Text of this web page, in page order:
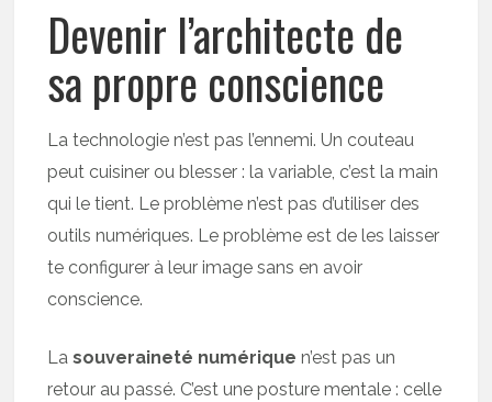
Devenir l’architecte de
sa propre conscience
La technologie n’est pas l’ennemi. Un couteau
peut cuisiner ou blesser : la variable, c’est la main
qui le tient. Le problème n’est pas d’utiliser des
outils numériques. Le problème est de les laisser
te configurer à leur image sans en avoir
conscience.
Lasouveraineté numérique n’est pas un
retour au passé. C’est une posture mentale : celle